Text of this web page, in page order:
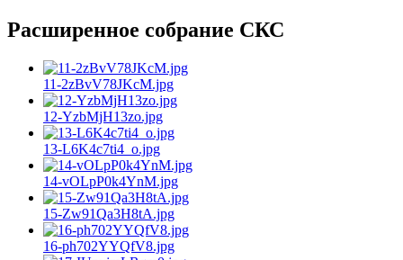
Расширенное собрание СКС
11-2zBvV78JKcM.jpg
12-YzbMjH13zo.jpg
13-L6K4c7ti4_o.jpg
14-vOLpP0k4YnM.jpg
15-Zw91Qa3H8tA.jpg
16-ph702YYQfV8.jpg